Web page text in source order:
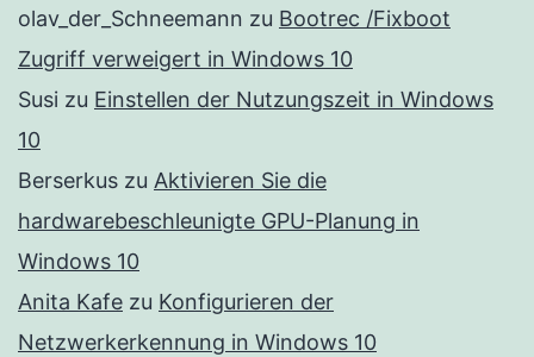
olav_der_Schneemann zu Bootrec /Fixboot
Zugriff verweigert in Windows 10
Susi zu Einstellen der Nutzungszeit in Windows
10
Berserkus zu Aktivieren Sie die
hardwarebeschleunigte GPU-Planung in
Windows 10
Anita Kafe zu Konfigurieren der
Netzwerkerkennung in Windows 10